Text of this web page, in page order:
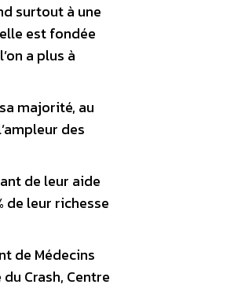
surtout à une
est fondée
a plus à
majorité, au
des
de leur aide
de leur richesse
de Médecins
Crash, Centre